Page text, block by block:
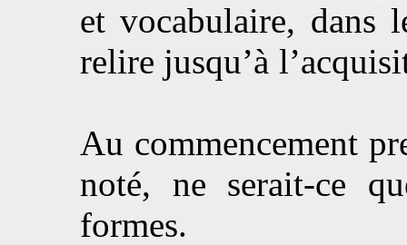
et vocabulaire,
relire jusqu’à
Au commencement
noté, ne serait-ce
formes.